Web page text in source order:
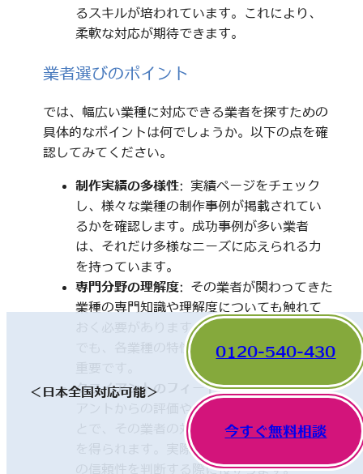
るスキルが培われています。これにより、
柔軟な対応が期待できます。
業者選びのポイント
では、幅広い業種に対応できる業者を探すための
具体的なポイントは何でしょうか。以下の点を確
認してみてください。
制作実績の多様性: 実績ページをチェック
し、様々な業種の制作事例が掲載されてい
るかを確認します。成功事例が多い業者
は、それだけ多様なニーズに応えられる力
を持っています。
専門分野の理解度: その業者が関わってきた
業種の専門知識や理解度についても触れて
おく必要があります。一見、異なった分野
でも、各業種の特性を理解していることが
クライアントのフィードバック: 他のクライ
アントからの評価やレビューを確認するこ
とで、その業者の対応や成果に関する情報
を得られます。実際の利用者の声は、業者
の信頼性を判断する際に役立ちます。
＜日本全国対応可能＞
0120-540-430
今すぐ無料相談